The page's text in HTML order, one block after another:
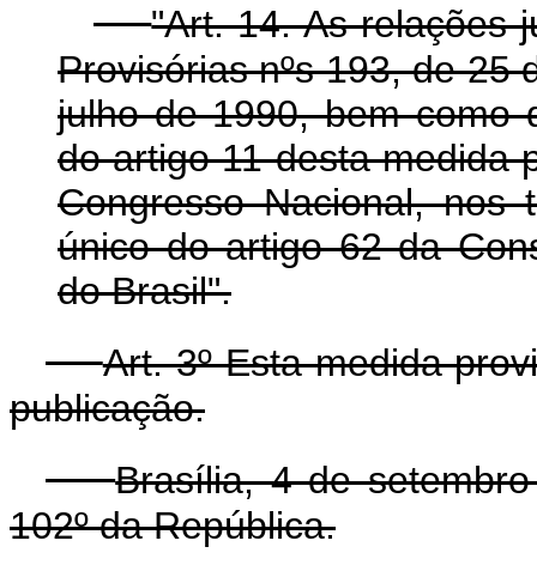
"Art. 14. As relações
Provisórias nºs 193, de 25
julho de 1990, bem como
do artigo 11 desta medida
Congresso Nacional, nos
único do artigo 62 da
do Brasil".
Art. 3º Esta medida
publicação.
Brasília, 4 de
102º da República.